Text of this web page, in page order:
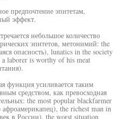
предпочтение эпитетам,
эффект.
небольшое количество
эпитетов, метонимий: the
опасность), lunatics in the society
laborer is worthy of his meat
функция усиливается таким
средством, как превосходная
the most popular blackfarmer
the richest man in
в России), the worst situation